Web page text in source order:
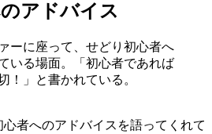
アドバイス
者へのアドバイスを語ってくれて